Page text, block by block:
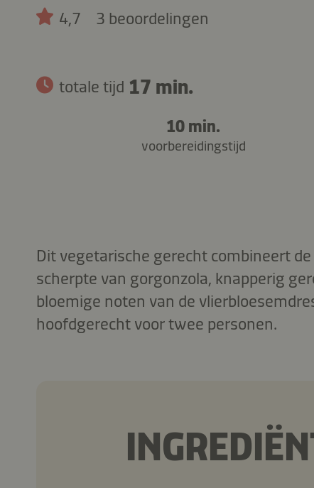
4,7 3 beoordelingen
totale tijd 17 min.
10 min.
voorbereidingstijd
Dit vegetarische gerecht combineert
scherpte van gorgonzola, knapperig
bloemige noten van de
hoofdgerecht voor twee personen.